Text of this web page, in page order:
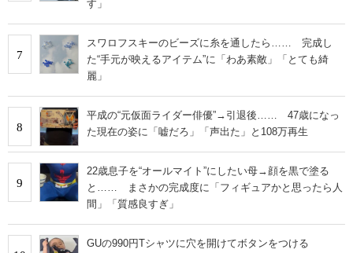
す」
7
スワロフスキーのビーズに糸を通したら…… 完成し
た“手元が映えるアイテム”に「わあ素敵」「とても綺
麗」
8
平成の“元仮面ライダー俳優”→引退後…… 47歳になっ
た現在の姿に「嘘だろ」「声出た」と108万再生
9
22歳息子を“オールマイト”にしたい母→顔を黒で塗る
と…… まさかの完成度に「フィギュアかと思ったら人
間」「質感良すぎ」
GUの990円Tシャツに穴を開けてボタンをつける